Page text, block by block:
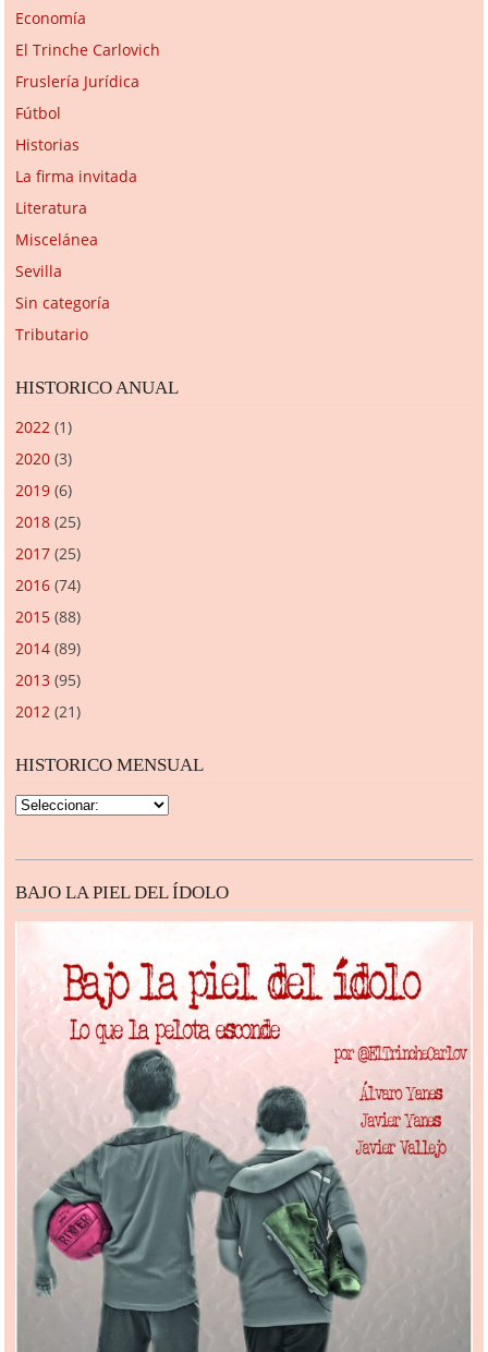
Economía
El Trinche Carlovich
Fruslería Jurídica
Fútbol
Historias
La firma invitada
Literatura
Miscelánea
Sevilla
Sin categoría
Tributario
HISTORICO ANUAL
2022 (1)
2020 (3)
2019 (6)
2018 (25)
2017 (25)
2016 (74)
2015 (88)
2014 (89)
2013 (95)
2012 (21)
HISTORICO MENSUAL
BAJO LA PIEL DEL ÍDOLO